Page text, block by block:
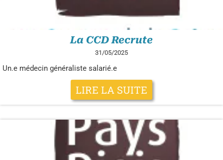
La CCD Recrute
31/05/2025
Un.e médecin généraliste salarié.e
LIRE LA SUITE